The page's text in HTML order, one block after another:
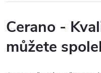
Cerano -
můžete